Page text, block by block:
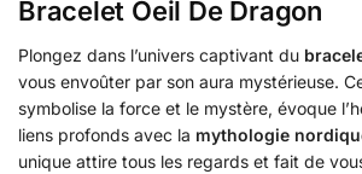
Bracelet Oeil De Dragon
Plongez dans l’univers captivant du
vous envoûter par son aura mystérieuse.
symbolise la force et le mystère, évoque
liens profonds avec la mythologie
unique attire tous les regards et fait de